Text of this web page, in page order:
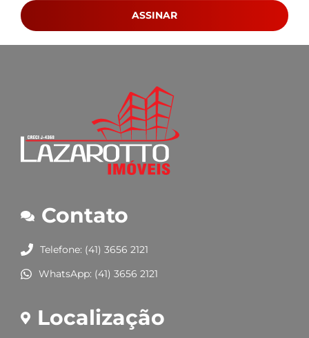
ASSINAR
Contato
Telefone: (41) 3656 2121
WhatsApp: (41) 3656 2121
Localização